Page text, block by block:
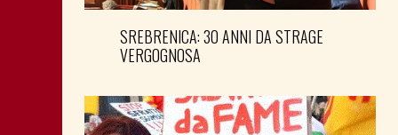
SREBRENICA: 30 ANNI DA STRAGE
VERGOGNOSA